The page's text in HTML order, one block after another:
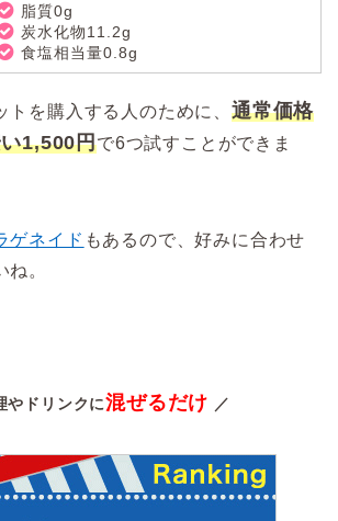
脂質0g
炭水化物11.2g
食塩相当量0.8g
トを購入する人のために、 通常価格
1,500円で6つ試すことができま
ゲネイド もあるので、好みに合わせ
。
やドリンクに混ぜるだけ ／